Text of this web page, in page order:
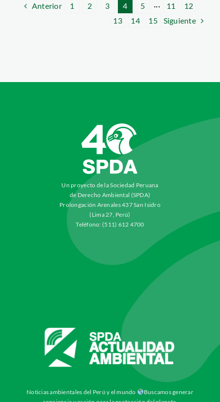
Anterior 1 2 3 4 5 ··· 11
12
13
14 15 Siguiente
Un proyecto de la Sociedad Peruana
de Derecho Ambiental (SPDA)
Prolongación Arenales 437 San Isidro
(Lima 27, Perú)
Teléfono: (511) 612 4700
Noticias ambientales del Perú y el mundo
Buscamos generar